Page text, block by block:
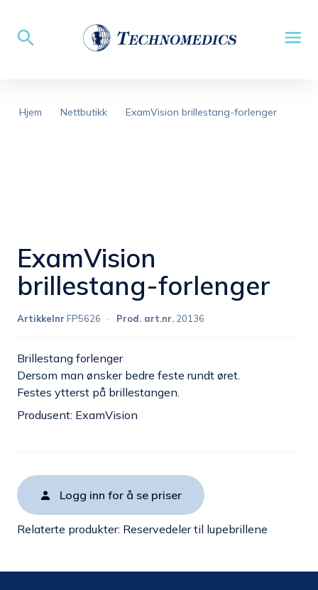
Hjem Nettbutikk ExamVision brillestang-forlenger
ExamVision
brillestang-forlenger
Artikkelnr FP5626 Prod. art.nr. 20136
Brillestang forlenger
Dersom man ønsker bedre feste rundt øret.
Festes ytterst på brillestangen.
Produsent: ExamVision
Logg inn for å se priser
Relaterte produkter: Reservedeler til lupebrillene